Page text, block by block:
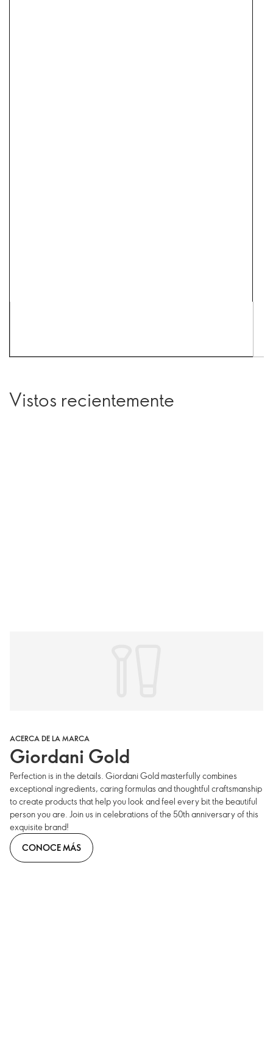
Vistos recientemente
ACERCA DE LA MARCA
Giordani Gold
Perfection is in the details. Giordani Gold masterfully combines
exceptional ingredients, caring formulas and thoughtful craftsmanship
to create products that help you look and feel every bit the beautiful
person you are. Join us in celebrations of the 50th anniversary of this
exquisite brand!
CONOCE MÁS